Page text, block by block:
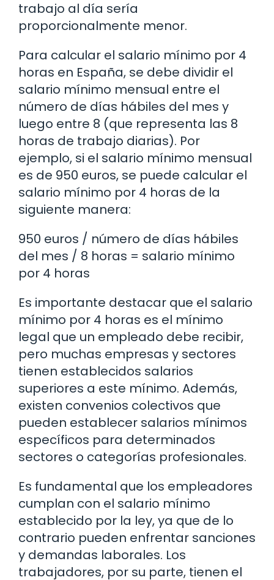
trabajo al día sería
proporcionalmente menor.
Para calcular el salario mínimo por 4
horas en España, se debe dividir el
salario mínimo mensual entre el
número de días hábiles del mes y
luego entre 8 (que representa las 8
horas de trabajo diarias). Por
ejemplo, si el salario mínimo mensual
es de 950 euros, se puede calcular el
salario mínimo por 4 horas de la
siguiente manera:
950 euros / número de días hábiles
del mes / 8 horas = salario mínimo
por 4 horas
Es importante destacar que el salario
mínimo por 4 horas es el mínimo
legal que un empleado debe recibir,
pero muchas empresas y sectores
tienen establecidos salarios
superiores a este mínimo. Además,
existen convenios colectivos que
pueden establecer salarios mínimos
específicos para determinados
sectores o categorías profesionales.
Es fundamental que los empleadores
cumplan con el salario mínimo
establecido por la ley, ya que de lo
contrario pueden enfrentar sanciones
y demandas laborales. Los
trabajadores, por su parte, tienen el